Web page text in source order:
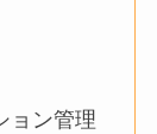
ョン管理